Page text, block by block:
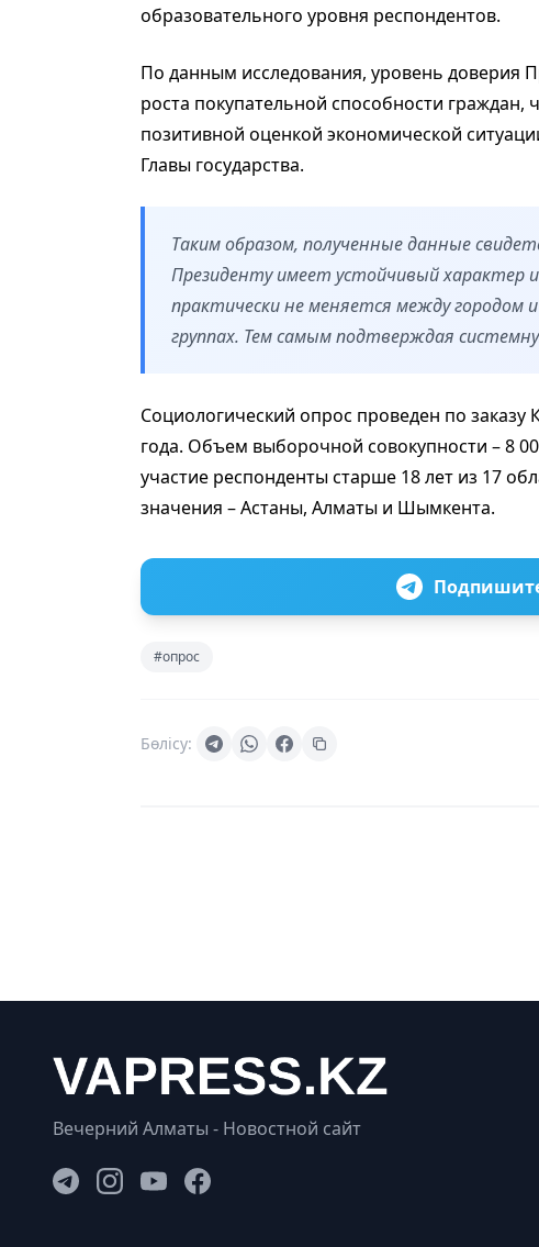
образовательного уровня респондентов.
По данным исследования, уровень доверия
роста покупательной способности граждан,
позитивной оценкой экономической
Главы государства.
Таким образом, полученные данные
Президенту имеет устойчивый характер
практически не меняется между городом
группах. Тем самым подтверждая
Социологический опрос проведен по
года. Объем выборочной совокупности – 8
участие респонденты старше 18 лет из 17
значения – Астаны, Алматы и Шымкента.
#опрос
Бөлісу:
Вечерний Алматы - Новостной сайт